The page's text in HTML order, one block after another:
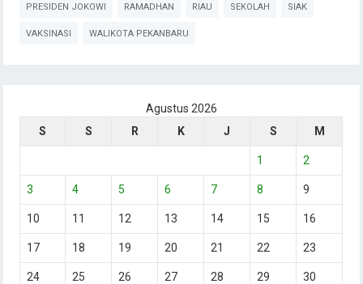
PRESIDEN JOKOWI RAMADHAN RIAU SEKOLAH SIAK
VAKSINASI WALIKOTA PEKANBARU
Agustus 2026
S
S R K J S M
1 2
3 4 5 6 7 8 9
10 11 12 13 14 15 16
17 18 19 20 21 22 23
24 25 26 27 28 29 30